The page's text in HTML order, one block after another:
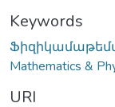
Keywords
Mathematics &
URI